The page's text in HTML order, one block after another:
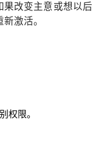
果改变主意或想以后
激活。
权限。